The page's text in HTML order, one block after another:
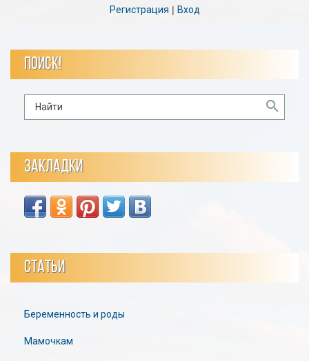
Регистрация | Вход
ПОИСК!
ЗАКЛАДКИ
СТАТЬИ
Беременность и роды
Мамочкам